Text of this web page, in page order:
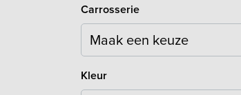
Carrosserie
Maak een keuze
Kleur